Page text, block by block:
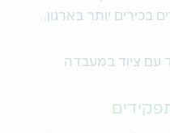
בכירים יותר בארגון.